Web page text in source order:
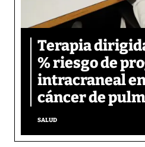
Terapia
% riesgo de
intracraneal
cáncer de
SALUD